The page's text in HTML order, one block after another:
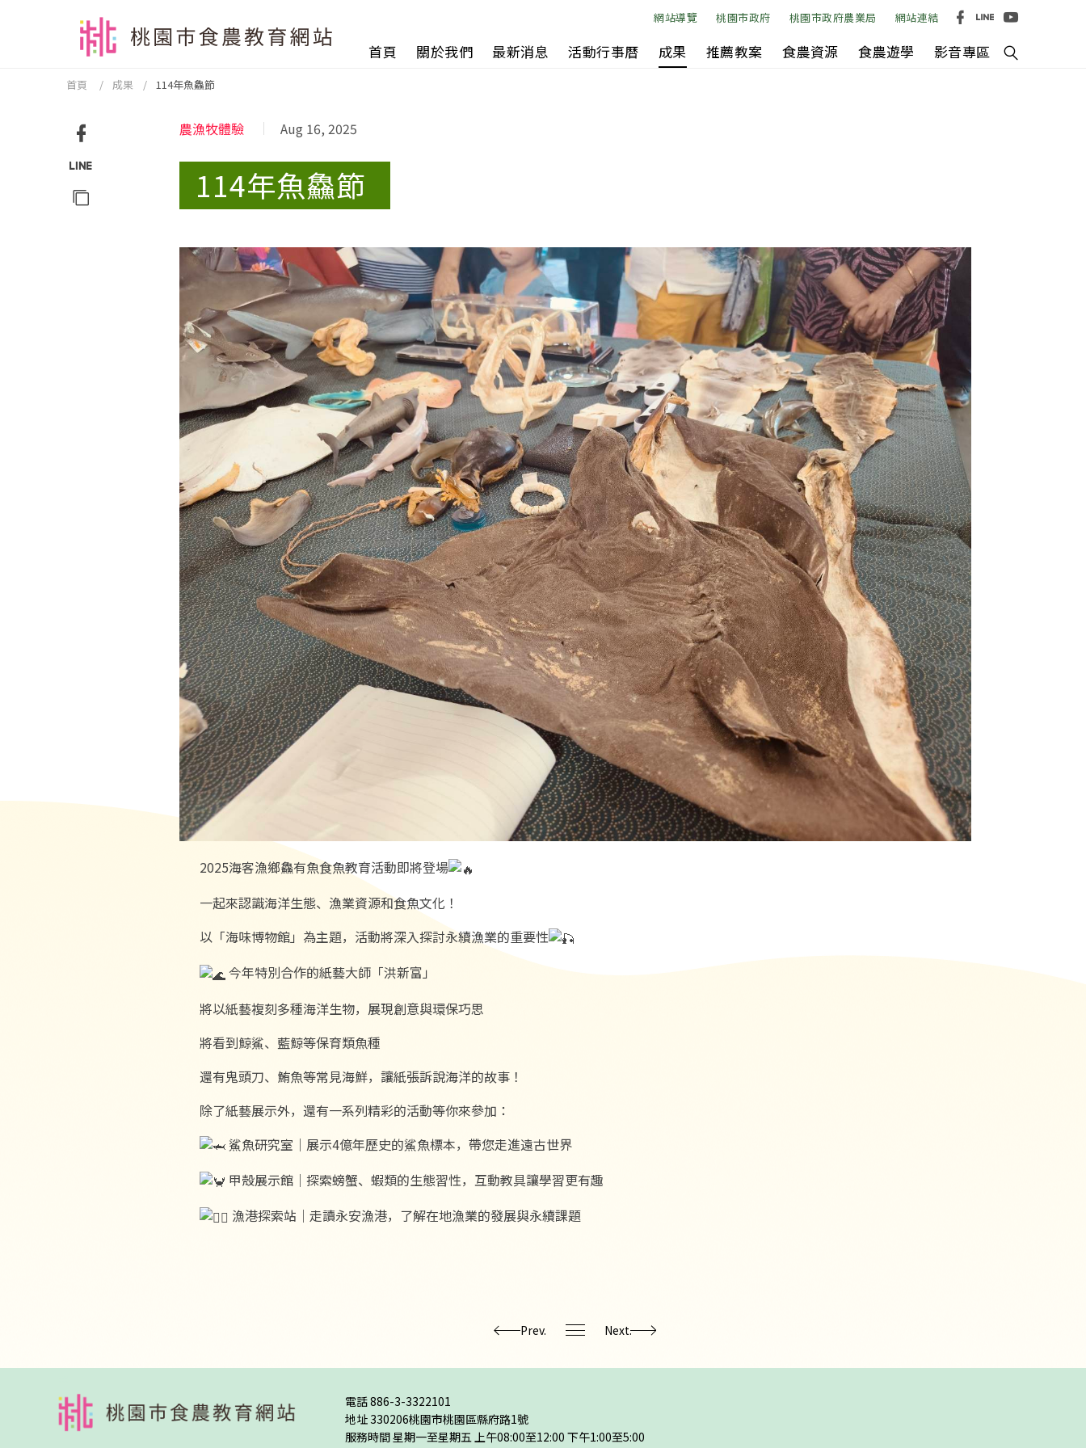
網站導覽 桃園市政府 桃園市政府農業局 網站連結
首頁 關於我們 最新消息 活動行事曆 成果 推薦教案 食農資源 食農遊學 影音專區
首頁 成果 114年魚鱻節
分享
Line
分享
農漁牧體驗
Aug 16, 2025
114年魚鱻節
2025海客漁鄉鱻有魚食魚教育活動即將登場
一起來認識海洋生態、漁業資源和食魚文化！
以「海味博物館」為主題，活動將深入探討永續漁業的重要性
今年特別合作的紙藝大師「洪新富」
將以紙藝複刻多種海洋生物，展現創意與環保巧思
將看到鯨鯊、藍鯨等保育類魚種
還有鬼頭刀、鮪魚等常見海鮮，讓紙張訴說海洋的故事！
除了紙藝展示外，還有一系列精彩的活動等你來參加：
鯊魚研究室｜展示4億年歷史的鯊魚標本，帶您走進遠古世界
甲殼展示館｜探索螃蟹、蝦類的生態習性，互動教具讓學習更有趣
漁港探索站｜走讀永安漁港，了解在地漁業的發展與永續課題
Prev. Next.
電話886-3-3322101
地址330206桃園市桃園區縣府路1號
服務時間 星期一至星期五 上午08:00至12:00 下午1:00至5:00